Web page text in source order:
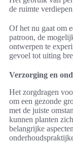
de ruimte
Of het nu gaat om
patroon, de
ontwerpen te
gevoel tot uiting
Verzorging en
Het zorgdragen
om een gezonde
met de juiste
kunnen planten
belangrijke